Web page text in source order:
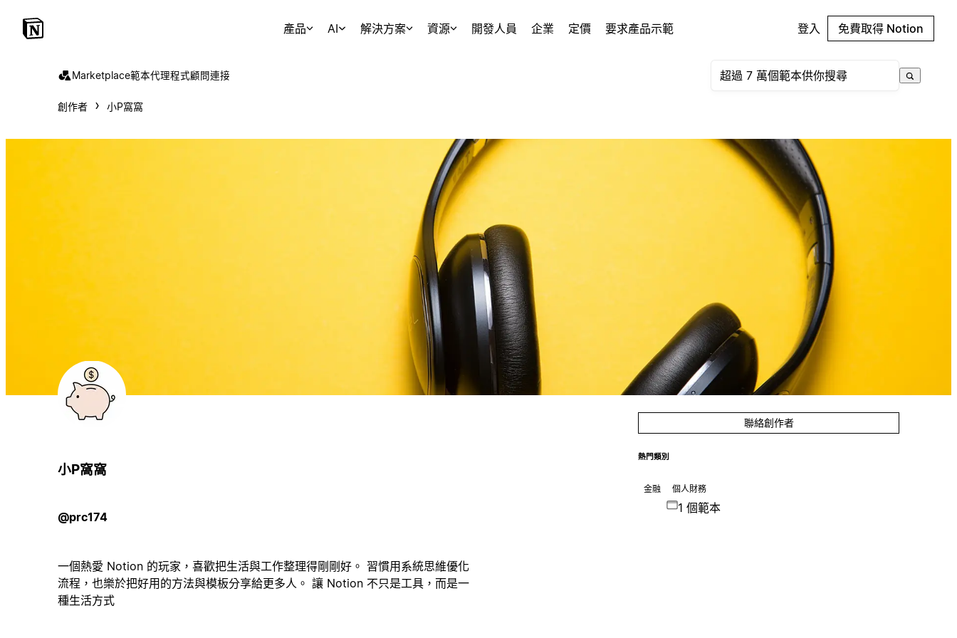
產品 AI 解決方案 資源 開發人員 企業 定價 要求產品示範 登入 免費取得 Notion
Marketplace範本代理程式顧問連接
創作者 小P窩窩
小P窩窩
@prc174
一個熱愛 Notion 的玩家，喜歡把生活與工作整理得剛剛好。 習慣用系統思維優化
流程，也樂於把好用的方法與模板分享給更多人。 讓 Notion 不只是工具，而是一
種生活方式
聯絡創作者
熱門類別
金融 個人財務
1 個範本